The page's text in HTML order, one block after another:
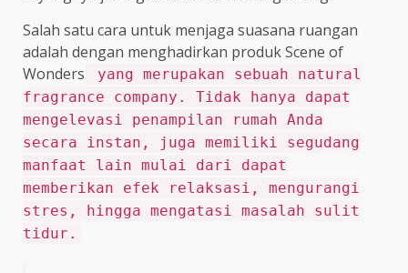
Salah satu cara untuk menjaga suasana ruangan
adalah dengan menghadirkan produk Scene of
Wonders
yang merupakan sebuah natural
fragrance company. Tidak hanya dapat
mengelevasi penampilan rumah Anda
secara instan, juga memiliki segudang
manfaat lain mulai dari dapat
memberikan efek relaksasi, mengurangi
stres, hingga mengatasi masalah sulit
tidur.